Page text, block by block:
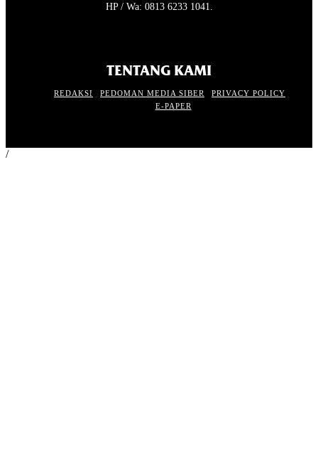
HP / Wa: 0813 6233 1041.
TENTANG KAMI
REDAKSI PEDOMAN MEDIA SIBER
PRIVACY POLICY
E-PAPER
/